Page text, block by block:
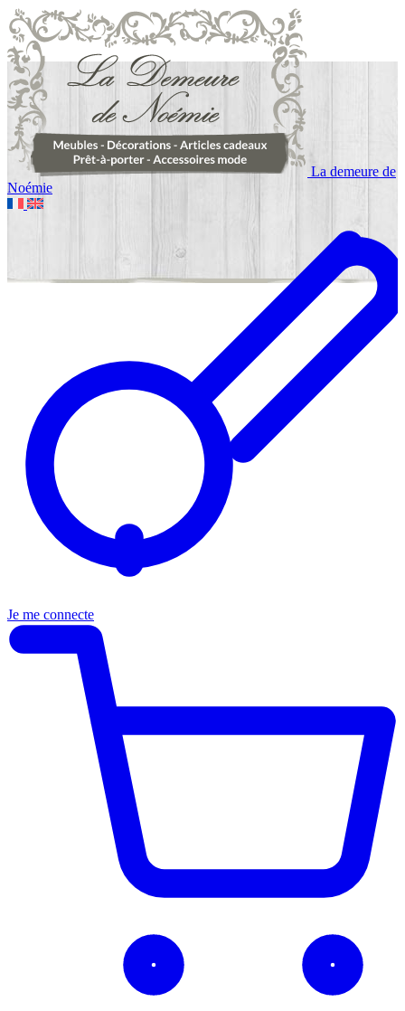
La demeure de
Noémie
Je me connecte